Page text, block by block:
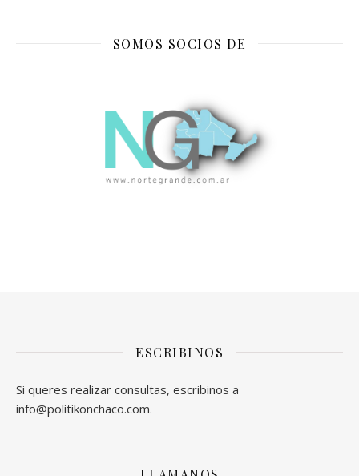
SOMOS SOCIOS DE
ESCRIBINOS
Si queres realizar consultas, escribinos a
info@politikonchaco.com.